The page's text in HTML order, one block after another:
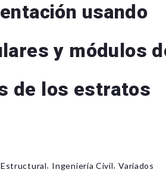
usando
y módulos
de los estratos
, Ingeniería Civil, Variados